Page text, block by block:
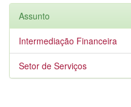
Assunto
Intermediação Financeira
Setor de Serviços